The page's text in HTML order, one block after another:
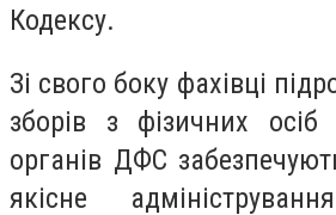
Кодексу.
Зі свого боку фахівці
зборів з фізичних осіб
органів ДФС
якісне